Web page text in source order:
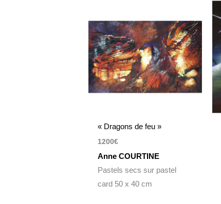
« Dragons de feu »
1200€
Anne COURTINE
Pastels secs sur pastel
card 50 x 40 cm